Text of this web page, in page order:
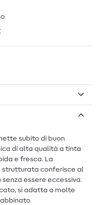
subito di buon
di alta qualità a tinta
e fresca. La
strutturata conferisce al
essere eccessiva.
si adatta a molte